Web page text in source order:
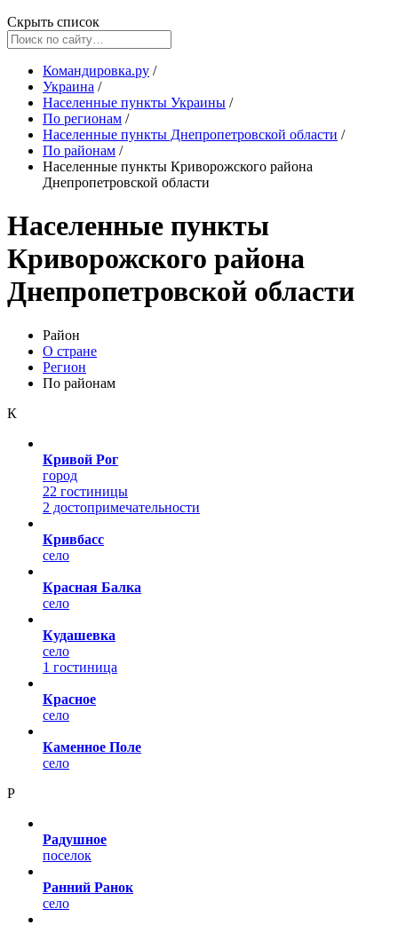
Скрыть список
Командировка.ру /
Украина /
Населенные пункты Украины /
По регионам /
Населенные пункты Днепропетровской области /
По районам /
Населенные пункты Криворожского района
Днепропетровской области
Населенные пункты
Криворожского района
Днепропетровской области
Район
О стране
Регион
По районам
К
Кривой Рог
город
22 гостиницы
2 достопримечательности
Кривбасс
село
Красная Балка
село
Кудашевка
село
1 гостиница
Красное
село
Каменное Поле
село
Р
Радушное
поселок
Ранний Ранок
село